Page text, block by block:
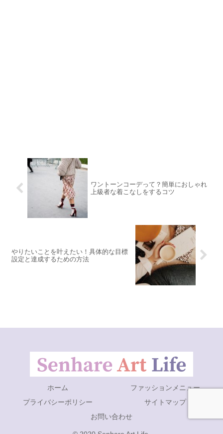
ワントーンコーデって？簡単におしゃれ
上級者な着こなしをするコツ
やりたいことを叶えたい！具体的な目標
設定と達成するための方法
ホーム
ファッションメニュー
プライバシーポリシー
サイトマップ
お問い合わせ